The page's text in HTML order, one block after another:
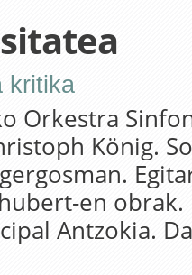
kritika
Orkestra
König.
en obrak.
Antzokia.